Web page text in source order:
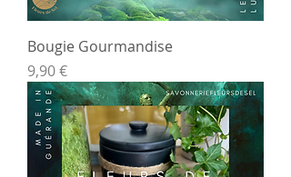
Bougie Gourmandise
Prix
9,90 €